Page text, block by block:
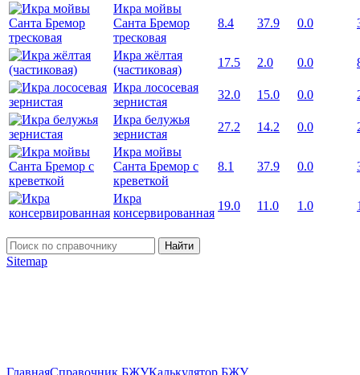
Икра мойвы
Санта Бремор
тресковая
8.4 37.9 0.0
Икра жёлтая
(частиковая)
17.5 2.0 0.0
Икра лососевая
зернистая
32.0 15.0 0.0
Икра белужья
зернистая
27.2 14.2 0.0
Икра мойвы
Санта Бремор с
креветкой
8.1 37.9 0.0
Икра
консервированная
19.0 11.0 1.0
Найти
Sitemap
ГлавнаяСправочник БЖУКалькулятор БЖУ